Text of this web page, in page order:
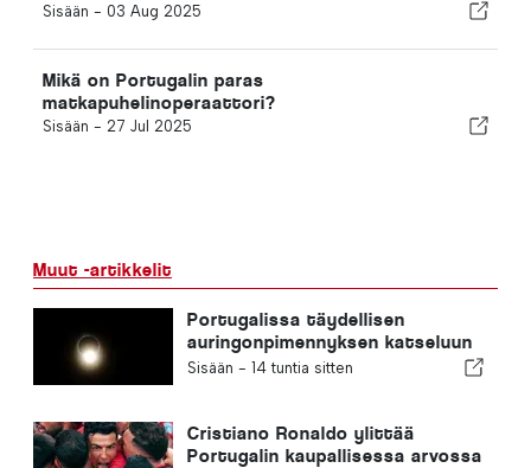
Sisään - 03 Aug 2025
Mikä on Portugalin paras
matkapuhelinoperaattori?
Sisään - 27 Jul 2025
Muut -artikkelit
Portugalissa täydellisen
auringonpimennyksen katseluun
tarkoitetut ilmaiset aurinkolasit
Sisään - 14 tuntia sitten
Cristiano Ronaldo ylittää
Portugalin kaupallisessa arvossa